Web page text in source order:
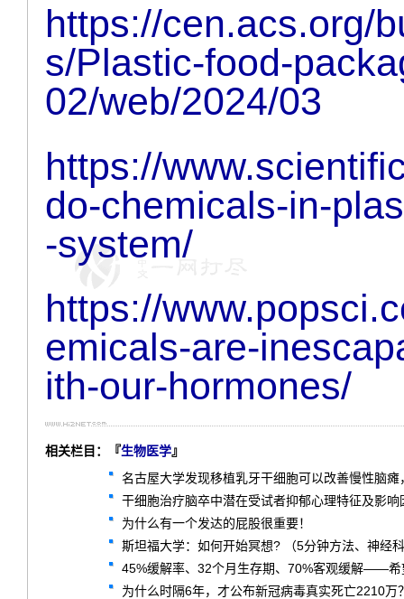
https://cen.acs.org/
s/Plastic-food-
02/web/2024/03
https://
do-chemicals-in-
-system/
https://
emicals-are-
ith-our-hormones/
相关栏目：『生物医学』
名古屋大学发现移植乳牙干细胞可以改善慢性脑
干细胞治疗脑卒中潜在受试者抑郁心理特征及影
为什么有一个发达的屁股很重要！
斯坦福大学：如何开始冥想? （5分钟方法、神经
45%缓解率、32个月生存期、70%客观缓解——希
为什么时隔6年，才公布新冠病毒真实死亡2210万